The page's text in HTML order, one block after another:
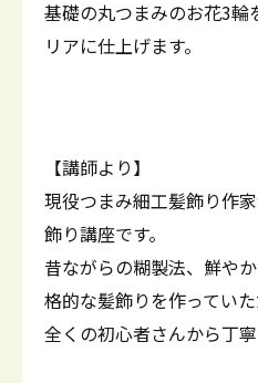
基礎の丸つまみのお花3輪
リアに仕上げます。
【講師より】
現役つまみ細工髪飾り作
飾り講座です。
昔ながらの糊製法、鮮や
格的な髪飾りを作っていた
全くの初心者さんから丁寧